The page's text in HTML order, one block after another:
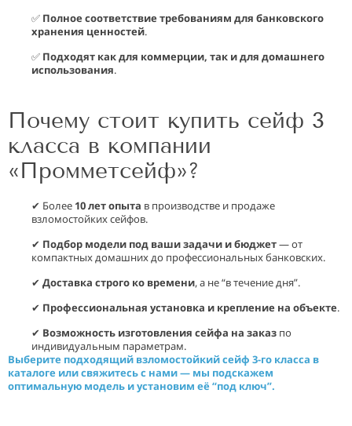
✅ Полное соответствие требованиям для банковского
хранения ценностей.
✅ Подходят как для коммерции, так и для домашнего
использования.
Почему стоит купить сейф 3
класса в компании
«Промметсейф»?
✔ Более 10 лет опыта в производстве и продаже
взломостойких сейфов.
✔ Подбор модели под ваши задачи и бюджет— от
компактных домашних до профессиональных банковских.
✔ Доставка строго ко времени, а не “в течение дня”.
✔ Профессиональная установка и крепление на объекте.
✔ Возможность изготовления сейфа на заказ по
индивидуальным параметрам.
Выберите подходящий взломостойкий сейф 3-го класса в
каталоге или свяжитесь с нами — мы подскажем
оптимальную модель и установим её “под ключ”.